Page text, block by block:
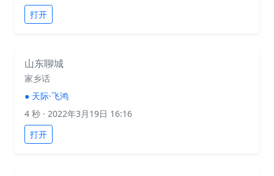
打开
山东聊城
家乡话
● 天际·飞鸿
4 秒 · 2022年3月19日 16:16
打开